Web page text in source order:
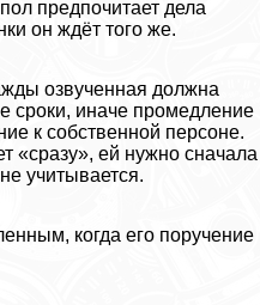
предпочитает дела
он ждёт того же.
озвученная должна
сроки, иначе промедление
к собственной персоне.
«сразу», ей нужно сначала
учитывается.
когда его поручение